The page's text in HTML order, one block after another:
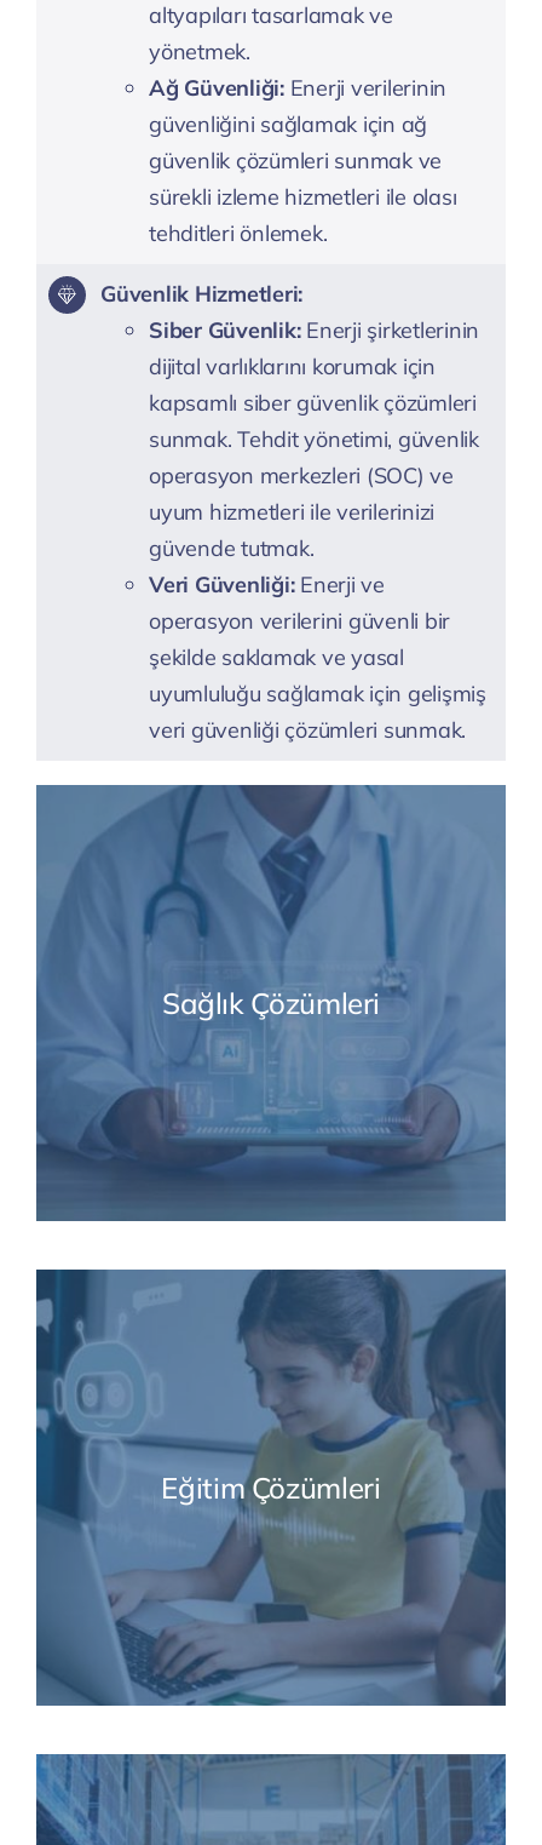
altyapıları tasarlamak ve
yönetmek.
Ağ Güvenliği:Enerji verilerinin
güvenliğini sağlamak için ağ
güvenlik çözümleri sunmak ve
sürekli izleme hizmetleri ile olası
tehditleri önlemek.
Güvenlik Hizmetleri:
Siber Güvenlik:Enerji şirketlerinin
dijital varlıklarını korumak için
kapsamlı siber güvenlik çözümleri
sunmak. Tehdit yönetimi, güvenlik
operasyon merkezleri (SOC) ve
uyum hizmetleri ile verilerinizi
güvende tutmak.
Veri Güvenliği:Enerji ve
operasyon verilerini güvenli bir
şekilde saklamak ve yasal
uyumluluğu sağlamak için gelişmiş
veri güvenliği çözümleri sunmak.
Sağlık Çözümleri
Eğitim Çözümleri